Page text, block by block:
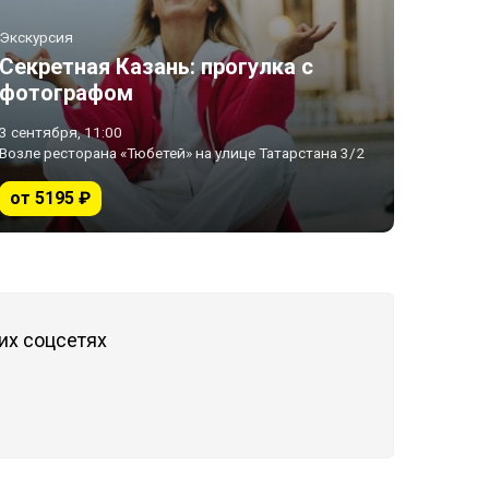
Экскурсия
Секретная Казань: прогулка с
фотографом
3 сентября, 11:00
Возле ресторана «Тюбетей» на улице Татарстана 3/2
от 5195 ₽
соцсетях